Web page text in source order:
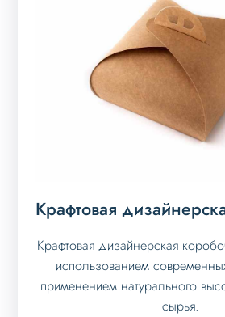
Крафтовая
Крафтовая дизайнерская
использованием
применением натурального
сырья.